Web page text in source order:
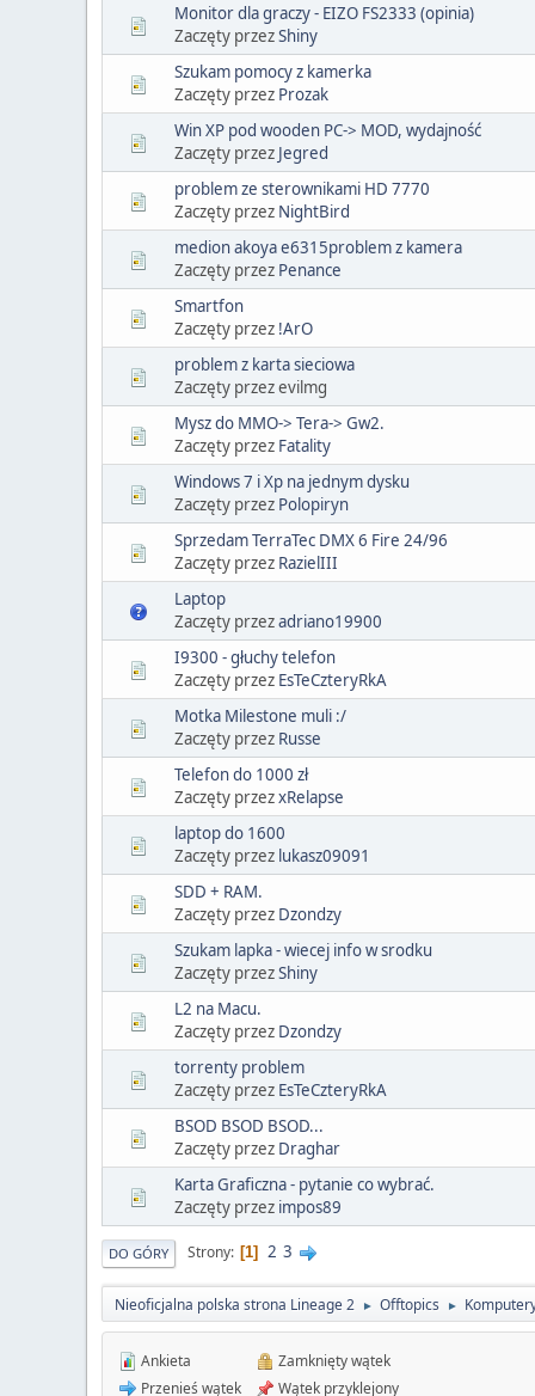
Monitor dla graczy - EIZO FS2333 (opinia)
Zaczęty przezShiny
Szukam pomocy z kamerka
Zaczęty przez Prozak
Win XP pod wooden PC-> MOD, wydajność
Zaczęty przez Jegred
problem ze sterownikami HD 7770
Zaczęty przez NightBird
medion akoya e6315problem z kamera
Zaczęty przez Penance
Smartfon
Zaczęty przez !ArO
problem z karta sieciowa
Zaczęty przez evilmg
Mysz do MMO-> Tera-> Gw2.
Zaczęty przez Fatality
Windows 7 i Xp na jednym dysku
Zaczęty przez Polopiryn
Sprzedam TerraTec DMX 6 Fire 24/96
Zaczęty przez RazielIII
Laptop
Zaczęty przezadriano19900
I9300 - głuchy telefon
Zaczęty przez EsTeCzteryRkA
Motka Milestone muli :/
Zaczęty przez Russe
Telefon do 1000 zł
Zaczęty przezxRelapse
laptop do 1600
Zaczęty przez lukasz09091
SDD + RAM.
Zaczęty przez Dzondzy
Szukam lapka - wiecej info w srodku
Zaczęty przezShiny
L2 na Macu.
Zaczęty przez Dzondzy
torrenty problem
Zaczęty przez EsTeCzteryRkA
BSOD BSOD BSOD...
Zaczęty przez Draghar
Karta Graficzna - pytanie co wybrać.
Zaczęty przez impos89
DO GÓRY Strony 1 2 3
Nieoficjalna polska strona Lineage 2 ► Offtopics ►
Ankieta
Przenieś wątek
Zamknięty wątek
Wątek przyklejony